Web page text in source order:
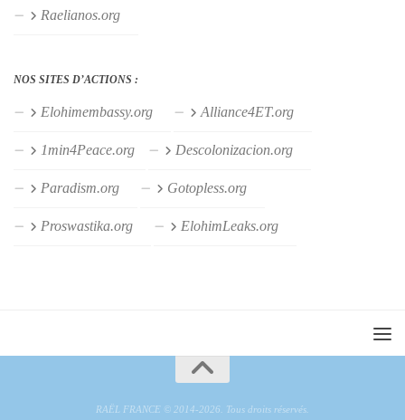
Raelianos.org
NOS SITES D’ACTIONS :
Elohimembassy.org Alliance4ET.org
1min4Peace.org Descolonizacion.org
Paradism.org Gotopless.org
Proswastika.org ElohimLeaks.org
RAËL FRANCE © 2014-2026. Tous droits réservés.